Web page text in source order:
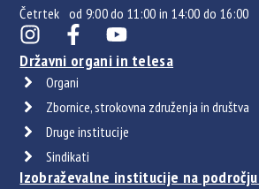
Četrtek od 9:00 do 11:00 in 14:00 do 16:00
Državni organi in telesa
Organi
Zbornice, strokovna združenja in društva
Druge institucije
Sindikati
Izobraževalne institucije na